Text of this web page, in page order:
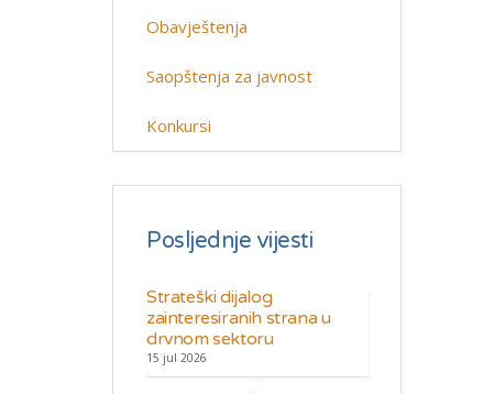
Obavještenja
Saopštenja za javnost
Konkursi
Posljednje vijesti
Strateški dijalog
zainteresiranih strana u
drvnom sektoru
15 jul 2026